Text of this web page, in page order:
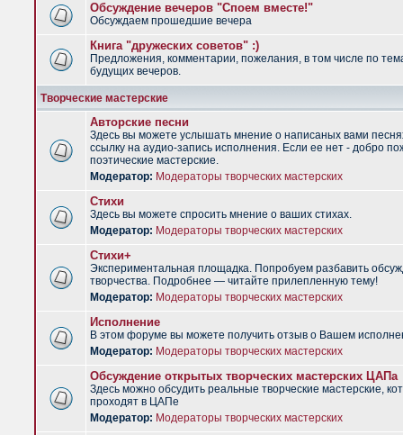
Обсуждение вечеров "Споем вместе!"
Обсуждаем прошедшие вечера
Книга "дружеских советов" :)
Предложения, комментарии, пожелания, в том числе по
будущих вечеров.
Творческие мастерские
Авторские песни
Здесь вы можете услышать мнение о написаных вами
ссылку на аудио-запись исполнения. Если ее нет - добро
поэтические мастерские.
Модератор: Модераторы творческих мастерских
Стихи
Здесь вы можете спросить мнение о ваших стихах.
Модератор: Модераторы творческих мастерских
Стихи+
Экспериментальная площадка. Попробуем разбавить
творчества. Подробнее — читайте прилепленную тему!
Модератор: Модераторы творческих мастерских
Исполнение
В этом форуме вы можете получить отзыв о Вашем
Модератор: Модераторы творческих мастерских
Обсуждение открытых творческих мастерских ЦАПа
Здесь можно обсудить реальные творческие мастерские,
проходят в ЦАПе
Модератор: Модераторы творческих мастерских